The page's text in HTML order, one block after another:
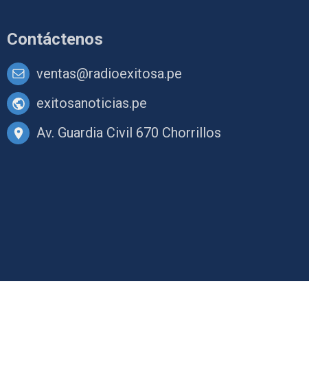
Contáctenos
ventas@radioexitosa.pe
exitosanoticias.pe
Av. Guardia Civil 670 Chorrillos